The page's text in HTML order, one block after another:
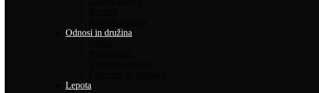
Odnosi in družina
Lepota